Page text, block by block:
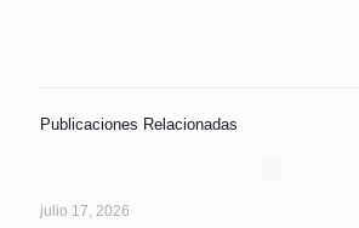
Publicaciones Relacionadas
julio 17, 2026